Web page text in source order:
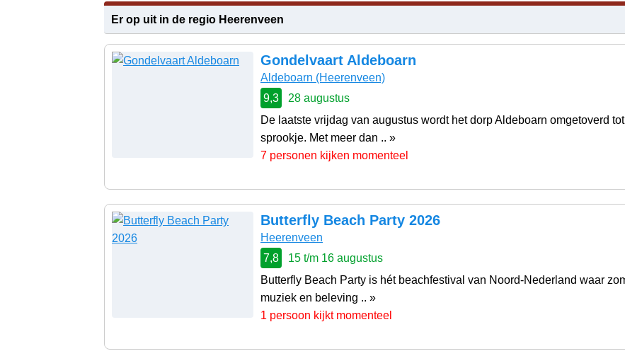
Er op uit in de regio Heerenveen
Gondelvaart Aldeboarn
Aldeboarn (Heerenveen)
9,3
28 augustus
De laatste vrijdag van augustus wordt het dorp Aldeboarn omgetoverd
sprookje. Met meer dan .. »
7 personen kijken momenteel
Butterfly Beach Party 2026
Heerenveen
7,8
15 t/m 16 augustus
Butterfly Beach Party is hét beachfestival van Noord-Nederland waar
muziek en beleving .. »
1 persoon kijkt momenteel